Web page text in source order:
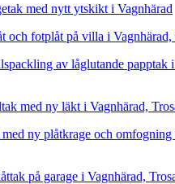
med nytt ytskikt i Vagnhärad
och fotplåt på villa i Vagnhärad,
av låglutande papptak
med ny läkt i Vagnhärad,
ny plåtkrage och omfogning
på garage i Vagnhärad,